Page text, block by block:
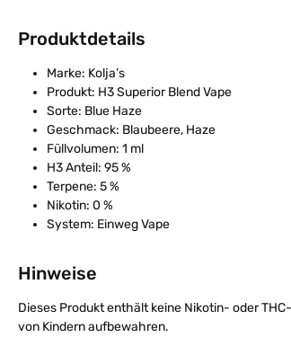
Produktdetails
Marke: Kolja’s
Produkt: H3 Superior Blend Vape
Sorte: Blue Haze
Geschmack: Blaubeere, Haze
Füllvolumen: 1 ml
H3 Anteil: 95 %
Terpene: 5 %
Nikotin: 0 %
System: Einweg Vape
Hinweise
Dieses Produkt enthält keine Nikotin- oder
von Kindern aufbewahren.